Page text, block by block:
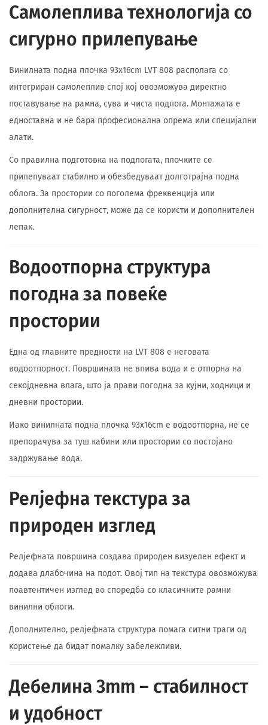
Самолеплива технологија со
сигурно прилепување
Винилната подна плочка 93x16cm LVT 808 располага со
интегриран самолеплив слој кој овозможува директно
поставување на рамна, сува и чиста подлога. Монтажата е
едноставна и не бара професионална опрема или специјални
алати.
Со правилна подготовка на подлогата, плочките се
прилепуваат стабилно и обезбедуваат долготрајна подна
облога. За простории со поголема фреквенција или
дополнителна сигурност, може да се користи и дополнителен
лепак.
Водоотпорна структура
погодна за повеќе
простории
Една од главните предности на LVT 808 е неговата
водоотпорност. Површината не впива вода и е отпорна на
секојдневна влага, што ја прави погодна за кујни, ходници и
дневни простории.
Иако винилната подна плочка 93x16cm е водоотпорна, не се
препорачува за туш кабини или простории со постојано
задржување вода.
Релјефна текстура за
природен изглед
Релјефната површина создава природен визуелен ефект и
додава длабочина на подот. Овој тип на текстура овозможува
поавтентичен изглед во споредба со класичните рамни
винилни облоги.
Дополнително, релјефната структура помага ситни траги од
користење да бидат помалку забележливи.
Дебелина 3mm – стабилност
и удобност